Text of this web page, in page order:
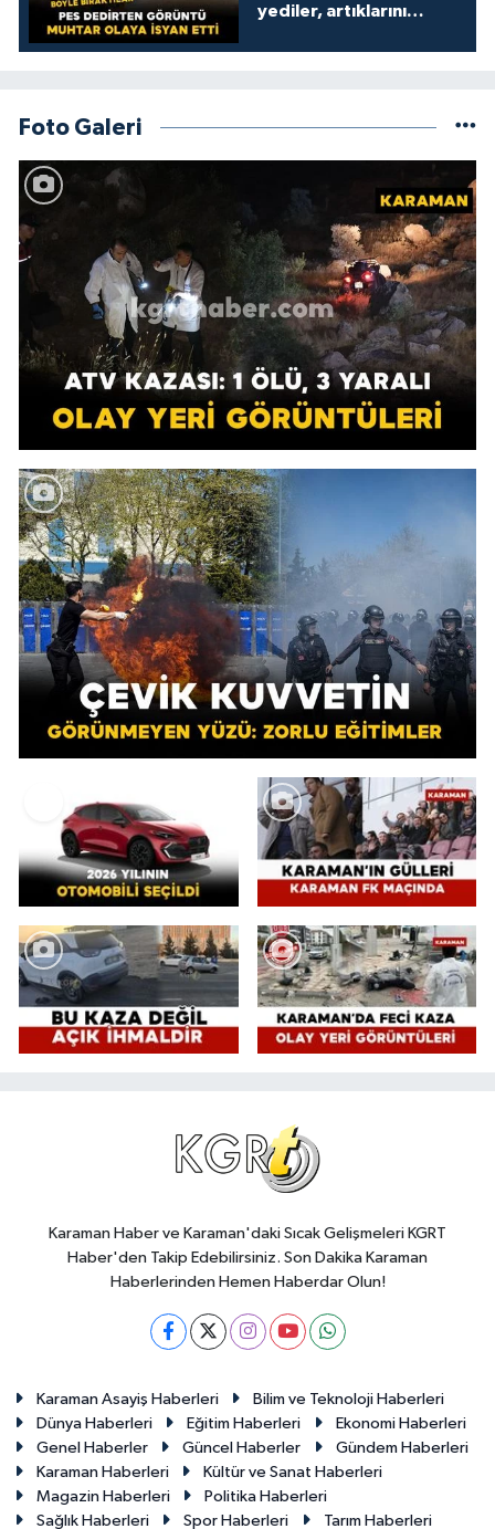
yediler, artıklarını
Foto Galeri
Karaman Haber ve Karaman'daki Sıcak Gelişmeleri KGRT
Haber'den Takip Edebilirsiniz. Son Dakika Karaman
Haberlerinden Hemen Haberdar Olun!
Karaman Asayiş Haberleri
Bilim ve Teknoloji Haberleri
Dünya Haberleri
Eğitim Haberleri
Ekonomi Haberleri
Genel Haberler
Güncel Haberler
Gündem Haberleri
Karaman Haberleri
Kültür ve Sanat Haberleri
Magazin Haberleri
Politika Haberleri
Sağlık Haberleri
Spor Haberleri Tarım Haberleri